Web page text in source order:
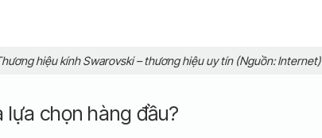
hiệu kính Swarovski – thương hiệu uy tín (Nguồn: Internet)
chọn hàng đầu?